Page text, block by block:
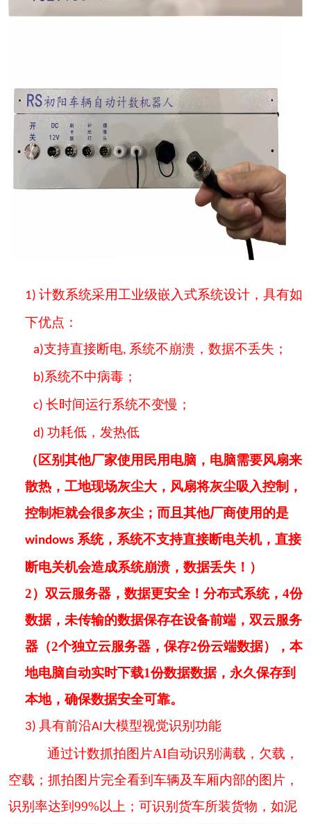
1) 计数系统采用工业级嵌入式系统设计， 具有如
下优点 ：
a)支持直接断电, 系统不崩溃，数据不丢失；
b)系统不中病毒；
c) 长时间运行系统不变慢 ；
d) 功耗低，发热低
（区别其他厂家使用民用电脑，电脑需要风扇来
散热，工地现场灰尘大，风扇将灰尘吸入控制，
控制柜就会很多灰尘；而且其他厂商使用的是
windows 系统，系统不支持直接断电关机，直接
断电关机会造成系统崩溃，数据丢失！）
2）双云服务器，数据更安全！分布式系统，4份
数据，未传输的数据保存在设备前端，双云服务
器（2个独立云服务器，保存2份云端数据），本
地电脑自动实时下载1份数据数据，永久保存到
本地，确保数据安全可靠。
3) 具有前沿AI大模型视觉识别功能
通过计数抓拍图片AI自动识别满载，欠载，
空载；抓拍图片完全看到车辆及车厢内部的图片，
识别率达到 99%以上；可识别货车所装货物，如泥